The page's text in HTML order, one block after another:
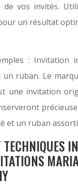
de vos invités.
un résultat
: Invitation
un ruban. Le
une invitation
et un ruban